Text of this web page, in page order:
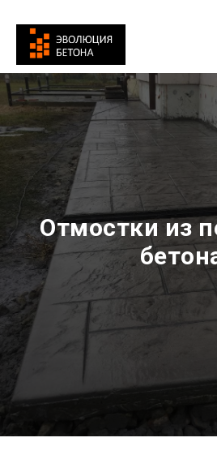
Отмостки из